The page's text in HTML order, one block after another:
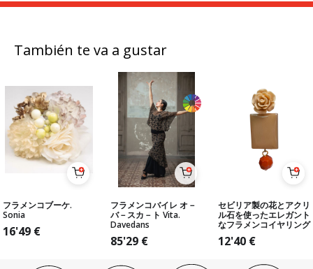
También te va a gustar
フラメンコブーケ.
Sonia
16'49 €
フラメンコバイレ オ－
バ－スカ－ト Vita.
Davedans
85'29 €
セビリア製の花とアクリ
ル石を使ったエレガント
なフラメンコイヤリング
12'40 €